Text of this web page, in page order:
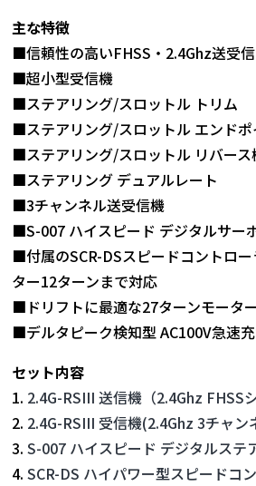
主な特徴
■信頼性の高いFHSS・2.4Ghz送受
■超小型受信機
■ステアリング/スロットル トリム
■ステアリング/スロットル エンドポ
■ステアリング/スロットル リバース
■ステアリング デュアルレート
■3チャンネル送受信機
■S-007 ハイスピード デジタルサー
■付属のSCR-DSスピードコントロ
ター12ターンまで対応
■ドリフトに最適な27ターンモータ
■デルタピーク検知型 AC100V急速
セット内容
1. 2.4G-RSIII 送信機（2.4Ghz FHSS
2. 2.4G-RSIII 受信機(2.4Ghz 3チャン
3.S-007 ハイスピード デジタルステ
4.SCR-DS ハイパワー型スピードコ